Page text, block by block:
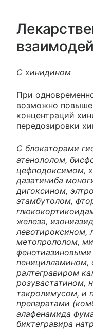
С хинидином
При
возможно
концентраций
передозировки
С блокаторами
атенололом,
цефподоксимом,
дазатиниба
дигоксином,
этамбутолом,
железа,
левотироксином,
метопрололом,
пеницилламином,
ралтегравиром
розувастатином,
такролимусом, и
препаратами
алафенамида
биктегравира